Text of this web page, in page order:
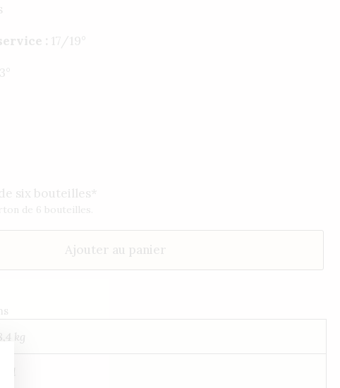
: 17/19°
six bouteilles*
de 6 bouteilles.
Ajouter au panier
kg
75cl